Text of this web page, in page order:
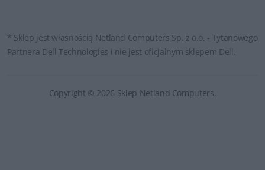
* Sklep jest własnością Netland Computers Sp. z o.o. - Tytanowego
Partnera Dell Technologies i nie jest oficjalnym sklepem Dell.
Copyright © 2026 Sklep Netland Computers.